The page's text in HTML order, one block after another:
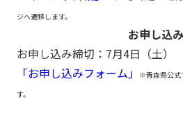
ジへ遷移します。
お申し込み
お申し込み締切：7月4日（土）
「お申し込みフォーム」
※青森県公式
す。